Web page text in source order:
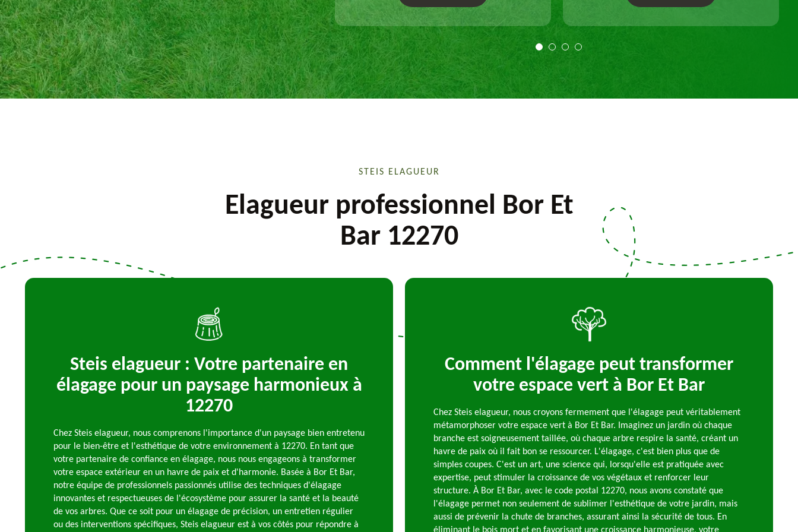
STEIS ELAGUEUR
Elagueur professionnel Bor Et
Bar 12270
Steis elagueur : Votre partenaire en
élagage pour un paysage harmonieux à
12270
Chez Steis elagueur, nous comprenons l'importance d'un paysage bien entretenu
pour le bien-être et l'esthétique de votre environnement à 12270. En tant que
votre partenaire de confiance en élagage, nous nous engageons à transformer
votre espace extérieur en un havre de paix et d'harmonie. Basée à Bor Et Bar,
notre équipe de professionnels passionnés utilise des techniques d'élagage
innovantes et respectueuses de l'écosystème pour assurer la santé et la beauté
de vos arbres. Que ce soit pour un élagage de précision, un entretien régulier
ou des interventions spécifiques, Steis elagueur est à vos côtés pour répondre à
Comment l'élagage peut transformer
votre espace vert à Bor Et Bar
Chez Steis elagueur, nous croyons fermement que l'élagage peut véritablement
métamorphoser votre espace vert à Bor Et Bar. Imaginez un jardin où chaque
branche est soigneusement taillée, où chaque arbre respire la santé, créant un
havre de paix où il fait bon se ressourcer. L'élagage, c'est bien plus que de
simples coupes. C'est un art, une science qui, lorsqu'elle est pratiquée avec
expertise, peut stimuler la croissance de vos végétaux et renforcer leur
structure. À Bor Et Bar, avec le code postal 12270, nous avons constaté que
l'élagage permet non seulement de sublimer l'esthétique de votre jardin, mais
aussi de prévenir la chute de branches, assurant ainsi la sécurité de tous. En